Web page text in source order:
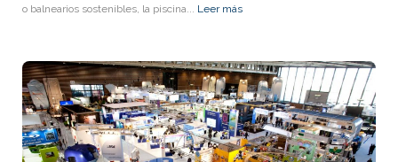
o balnearios sostenibles, la piscina... Leer más